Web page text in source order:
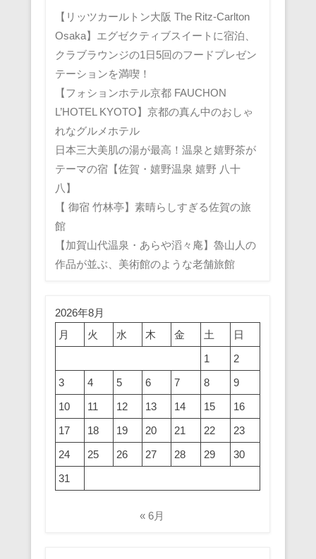
【リッツカールトン大阪 The Ritz-Carlton
Osaka】エグゼクティブスイートに宿泊、
クラブラウンジの1日5回のフードプレゼン
テーションを満喫！
【フォションホテル京都 FAUCHON
L’HOTEL KYOTO】京都の真ん中のおしゃ
れなグルメホテル
日本三大美肌の湯が最高！温泉と嬉野茶が
テーマの宿【佐賀・嬉野温泉 嬉野 八十
八】
【 御宿 竹林亭】素晴らしすぎる佐賀の旅
館
【加賀山代温泉・あらや滔々庵】魯山人の
作品が並ぶ、美術館のような老舗旅館
2026年8月
月
火 水 木 金 土
日
1
2
3
4 5 6 7 8
9
10
11 12 13 14 15
16
17
18 19 20 21 22
23
24
25 26 27 28 29
30
31
« 6月